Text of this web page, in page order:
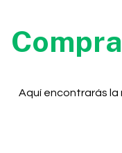
Aquí encontrarás la